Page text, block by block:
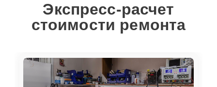
Экспресс-расчет
стоимости ремонта